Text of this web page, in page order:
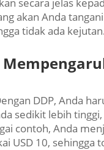
akan Anda
tidak ada
DDP, Anda
sedikit lebih
contoh, Anda
USD 10, sehingga